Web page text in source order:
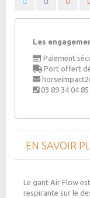
Les
Paiement
Port offert
03 89 34 04 85
EN SAVOIR
Le gant Air Flow
respirante sur le